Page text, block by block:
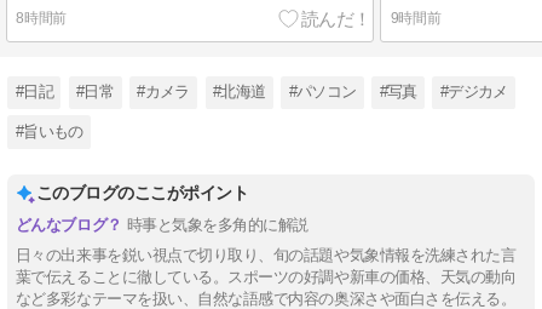
8時間前 9時間前
#日記 #日常 #カメラ #北海道 #パソコン #写真 #デジカメ
#旨いもの
このブログのここがポイント
時事と気象を多角的に解説
日々の出来事を鋭い視点で切り取り、旬の話題や気象情報を洗練された言
葉で伝えることに徹している。スポーツの好調や新車の価格、天気の動向
など多彩なテーマを扱い、自然な語感で内容の奥深さや面白さを伝える。